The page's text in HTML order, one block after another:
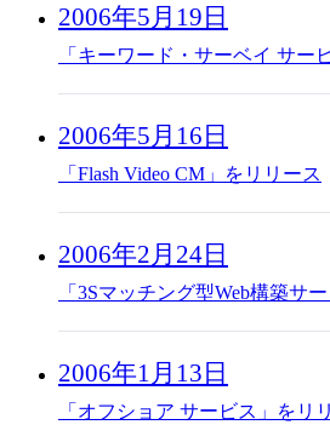
2006年5月19日
「キーワード・サーベイ サー
2006年5月16日
「Flash Video CM」をリリース
2006年2月24日
「3Sマッチング型Web構築サ
2006年1月13日
「オフショア サービス」をリ